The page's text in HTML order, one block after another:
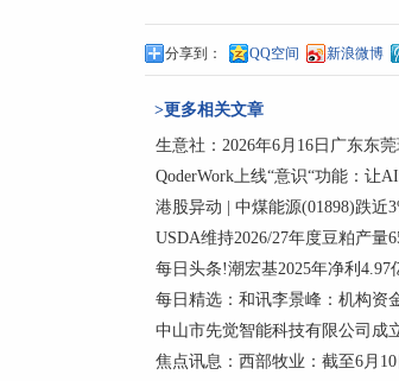
分享到： QQ空间 新浪微博
>更多相关文章
生意社：2026年6月16日广东东
QoderWork上线“意识“功能：让
港股异动 | 中煤能源(01898)跌近
USDA维持2026/27年度豆粕产量
每日头条!潮宏基2025年净利4.97
每日精选：和讯李景峰：机构资
中山市先觉智能科技有限公司成
焦点讯息：西部牧业：截至6月